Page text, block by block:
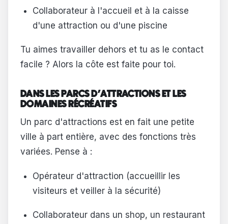
Collaborateur à l'accueil et à la caisse
d'une attraction ou d'une piscine
Tu aimes travailler dehors et tu as le contact
facile ? Alors la côte est faite pour toi.
DANS LES PARCS D'ATTRACTIONS ET LES
DOMAINES RÉCRÉATIFS
Un parc d'attractions est en fait une petite
ville à part entière, avec des fonctions très
variées. Pense à :
Opérateur d'attraction (accueillir les
visiteurs et veiller à la sécurité)
Collaborateur dans un shop, un restaurant